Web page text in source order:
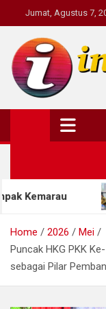
to
content
Jumat, Agustus 7,
MTQ
Home 2026
Mei
Puncak HKG PKK
sebagai Pilar